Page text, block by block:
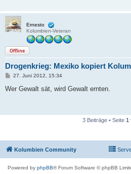
Ernesto
Kolumbien-Veteran
Offline
Drogenkrieg: Mexiko kopiert
B
i
27. Juni 2012, 15:34
Wer Gewalt sät, wird Gewalt ernten.
3 Beiträge • Seite 1
Kolumbien Community
Powered by phpBB® Forum Software © phpBB